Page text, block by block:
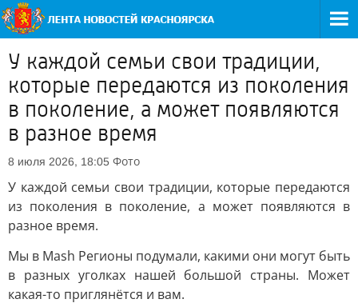
У каждой семьи свои традиции,
которые передаются из поколения
в поколение, а может появляются
в разное время
8 июля 2026, 18:05 Фото
У каждой семьи свои традиции, которые передаются
из поколения в поколение, а может появляются в
разное время.
Мы в Mash Регионы подумали, какими они могут быть
в разных уголках нашей большой страны. Может
какая-то приглянётся и вам.